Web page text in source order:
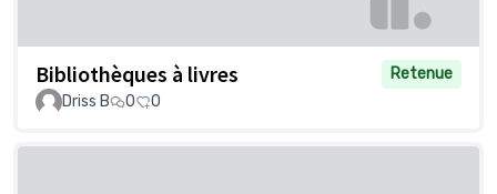
Bibliothèques à livres
Retenue
Driss B
0 0